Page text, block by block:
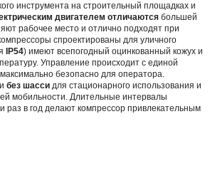
инструмента на строительный площадках и
двигателем отличаются большей
рабочее место и отлично подходят при
спроектированы для уличного
IP54) имеют всепогодный оцинкованный кожух и
Управление происходит с единой
безопасно для оператора.
без шасси для стационарного использования и
мобильности. Длительные интервалы
раз в год делают компрессор привлекательным